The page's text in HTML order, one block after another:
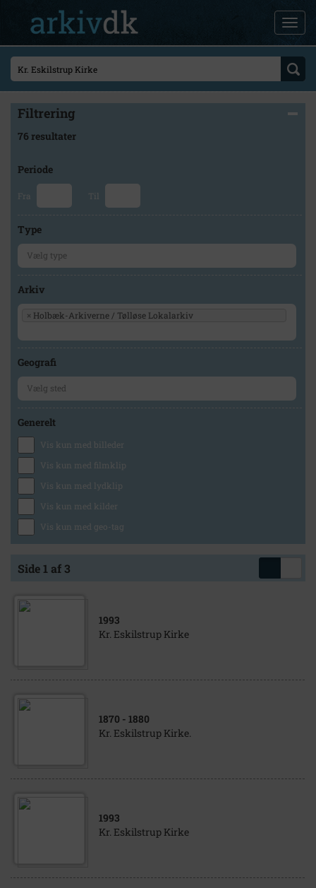
Filtrering
76 resultater
Periode
Fra Til
Type
Arkiv
× Holbæk-Arkiverne / Tølløse Lokalarkiv
Geografi
Generelt
Vis kun med billeder
Vis kun med filmklip
Vis kun med lydklip
Vis kun med kilder
Vis kun med geo-tag
Side 1 af 3
1993
Kr. Eskilstrup Kirke
1870 - 1880
Kr. Eskilstrup Kirke.
1993
Kr. Eskilstrup Kirke